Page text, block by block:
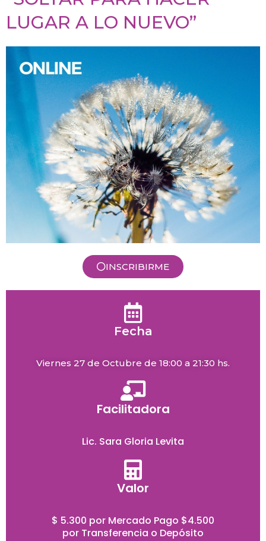
LUGAR A LO NUEVO”
INSCRIBIRME
Fecha
Viernes 27 de Octubre de 18:00 a 21:30 hs.
Facilitadora
Lic. Sara Gloria Levita
Valor
$ 5.300 por Mercado Pago $4.500
por Transferencia o Depósito